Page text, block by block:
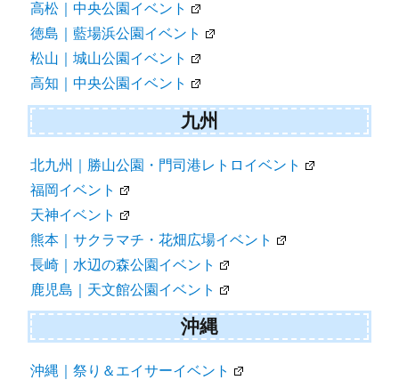
高松｜中央公園イベント
徳島｜藍場浜公園イベント
松山｜城山公園イベント
高知｜中央公園イベント
九州
北九州｜勝山公園・門司港レトロイベント
福岡イベント
天神イベント
熊本｜サクラマチ・花畑広場イベント
長崎｜水辺の森公園イベント
鹿児島｜天文館公園イベント
沖縄
沖縄｜祭り＆エイサーイベント